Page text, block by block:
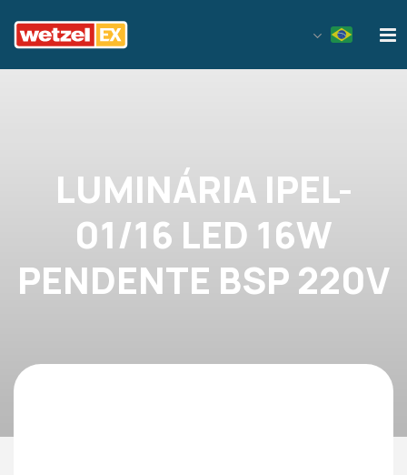
LUMINÁRIA IPEL-
01/16 LED 16W
PENDENTE BSP 220V